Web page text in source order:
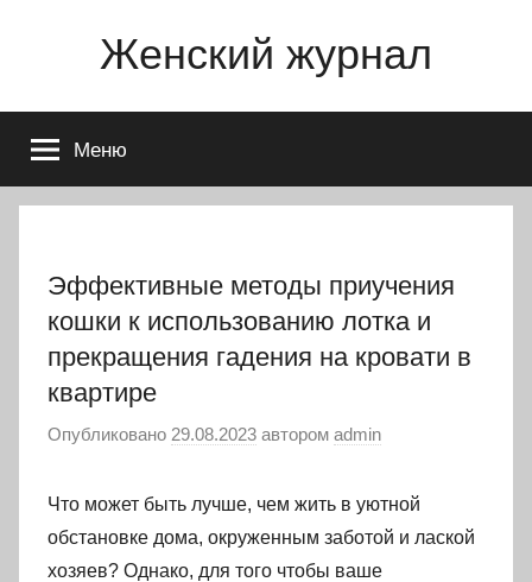
Женский журнал
Меню
Эффективные методы приучения
кошки к использованию лотка и
прекращения гадения на кровати в
квартире
Опубликовано 29.08.2023 автором admin
Что может быть лучше, чем жить в уютной
обстановке дома, окруженным заботой и лаской
хозяев? Однако, для того чтобы ваше